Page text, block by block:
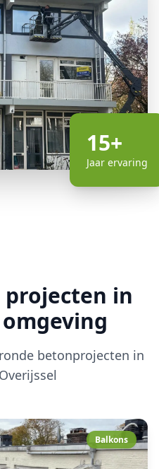
15+
Jaar ervaring
in
betonprojecten in
Balkons